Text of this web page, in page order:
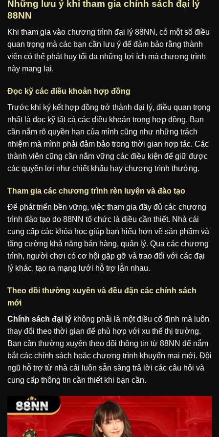
Những lưu ý khi tham gia chính sách đại lý
88NN
Khi tham gia vào chương trình đại lý 88NN, có một số điều
quan trọng mà các bạn cần lưu ý để đảm bảo rằng thành
viên có thể phát huy tối đa những lợi ích mà chương trình
này mang lại.
Đọc kỹ các điều khoản hợp đồng
Trước khi ký kết hợp đồng trở thành đại lý, điều quan trọng
nhất là đọc kỹ tất cả các điều khoản trong hợp đồng. Bạn
cần nắm rõ quyền hạn của mình cũng như những trách
nhiệm mà mình phải đảm bảo trong thời gian hợp tác. Các
thành viên cũng cần nắm vững các điều kiện để giữ được
các quyền lợi như chiết khấu hay chương trình thưởng.
Tham gia các chương trình rèn luyện và đào tạo
Để phát triển bền vững, việc tham gia đầy đủ các chương
trình đào tạo do 88NN tổ chức là điều cần thiết. Nhà cái
cung cấp các khóa học giúp bạn hiểu hơn về sản phẩm và
tăng cường khả năng bán hàng, quản lý. Qua các chương
trình, người chơi có cơ hội gặp gỡ và trao đổi với các đại
lý khác, tạo ra mạng lưới hỗ trợ lẫn nhau.
Theo dõi thường xuyên và đều đặn các chính sách
mới
Chính sách đại lý không phải là một điều cố định mà luôn
thay đổi theo thời gian để phù hợp với xu thế thị trường.
Bạn cần thường xuyên theo dõi thông tin từ 88NN để nắm
bắt các chính sách hoặc chương trình khuyến mại mới. Đội
ngũ hỗ trợ từ nhà cái luôn sẵn sàng trả lời các câu hỏi và
cung cấp thông tin cần thiết khi bạn cần.